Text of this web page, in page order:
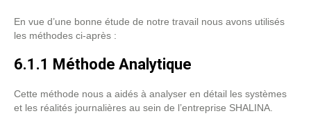
En vue d’une bonne étude de notre travail nous avons utilisés
les méthodes ci-après :
6.1.1 Méthode Analytique
Cette méthode nous a aidés à analyser en détail les systèmes
et les réalités journalières au sein de l’entreprise SHALINA.